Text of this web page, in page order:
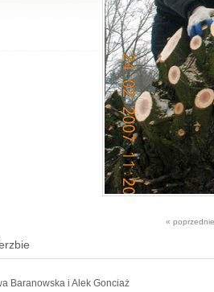
« poprzednie
Baranowska i Alek Gonciaż